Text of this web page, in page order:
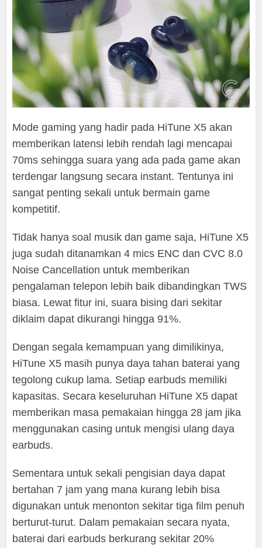
Mode gaming yang hadir pada HiTune X5 akan
memberikan latensi lebih rendah lagi mencapai
70ms sehingga suara yang ada pada game akan
terdengar langsung secara instant. Tentunya ini
sangat penting sekali untuk bermain game
kompetitif.
Tidak hanya soal musik dan game saja, HiTune X5
juga sudah ditanamkan 4 mics ENC dan CVC 8.0
Noise Cancellation untuk memberikan
pengalaman telepon lebih baik dibandingkan TWS
biasa. Lewat fitur ini, suara bising dari sekitar
diklaim dapat dikurangi hingga 91%.
Dengan segala kemampuan yang dimilikinya,
HiTune X5 masih punya daya tahan baterai yang
tegolong cukup lama. Setiap earbuds memiliki
kapasitas. Secara keseluruhan HiTune X5 dapat
memberikan masa pemakaian hingga 28 jam jika
menggunakan casing untuk mengisi ulang daya
earbuds.
Sementara untuk sekali pengisian daya dapat
bertahan 7 jam yang mana kurang lebih bisa
digunakan untuk menonton sekitar tiga film penuh
berturut-turut. Dalam pemakaian secara nyata,
baterai dari earbuds berkurang sekitar 20%